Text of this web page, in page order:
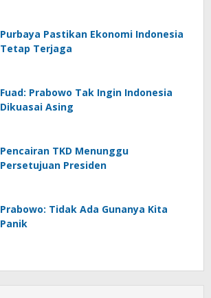
Purbaya Pastikan Ekonomi Indonesia
Tetap Terjaga
Fuad: Prabowo Tak Ingin Indonesia
Dikuasai Asing
Pencairan TKD Menunggu
Persetujuan Presiden
Prabowo: Tidak Ada Gunanya Kita
Panik